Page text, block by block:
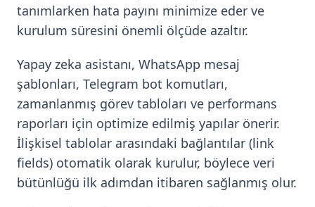
tanımlarken hata payını minimize eder ve
kurulum süresini önemli ölçüde azaltır.
Yapay zeka asistanı, WhatsApp mesaj
şablonları, Telegram bot komutları,
zamanlanmış görev tabloları ve performans
raporları için optimize edilmiş yapılar önerir.
İlişkisel tablolar arasındaki bağlantılar (link
fields) otomatik olarak kurulur, böylece veri
bütünlüğü ilk adımdan itibaren sağlanmış olur.